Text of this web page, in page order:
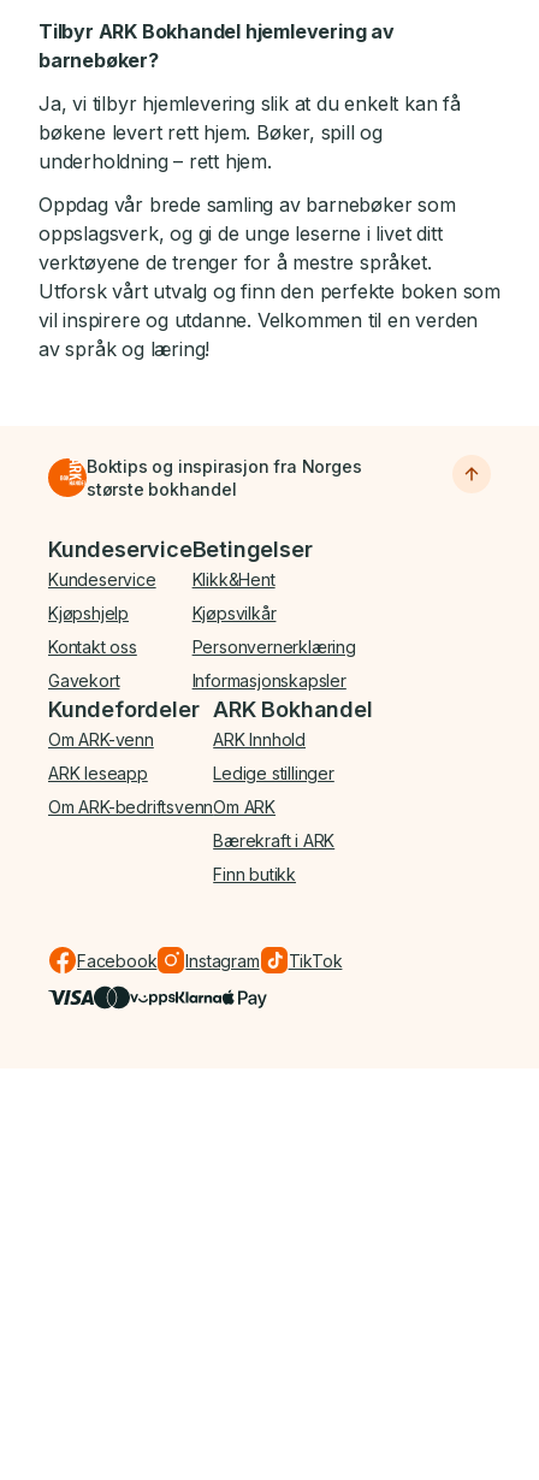
Tilbyr ARK Bokhandel hjemlevering av
barnebøker?
Ja, vi tilbyr hjemlevering slik at du enkelt kan få
bøkene levert rett hjem. Bøker, spill og
underholdning – rett hjem.
Oppdag vår brede samling av barnebøker som
oppslagsverk, og gi de unge leserne i livet ditt
verktøyene de trenger for å mestre språket.
Utforsk vårt utvalg og finn den perfekte boken som
vil inspirere og utdanne. Velkommen til en verden
av språk og læring!
Boktips og inspirasjon fra Norges
største bokhandel
Bunnmeny
Kundeservice
Kundeservice
Kjøpshjelp
Kontakt oss
Gavekort
Betingelser
Klikk&Hent
Kjøpsvilkår
Personvernerklæring
Informasjonskapsler
Kundefordeler
Om ARK-venn
ARK leseapp
Om ARK-bedriftsvenn
ARK Bokhandel
ARK Innhold
Ledige stillinger
Om ARK
Bærekraft i ARK
Finn butikk
Facebook Instagram TikTok